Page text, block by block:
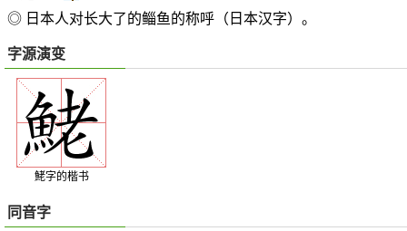
◎ 日本人对长大了的鲻鱼的称呼（日本汉字）。
字源演变
鮱字的楷书
同音字